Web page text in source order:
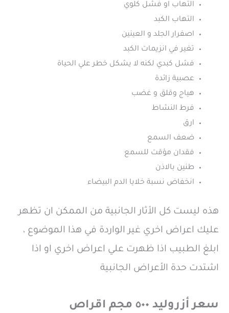
التهاب او فشل كلوي
التهاب الكبد
اصفرار الجلد و العينين
تغير في انزيمات الكبد
فشل كبدي لكنه لا يشكل خطر علي الحياة
عصبية زائدة
هياج وقلق و غضب
فرط النشاط
ارق
ضعف السمع
فقدان مؤقت للسمع
طنين بالاذن
انخفاض نسبة خلايا الدم البيضاء
هذه ليست كل الأثار الجانبية من الممكن ان تظهر
عليك اعراض اخري غير الواردة في هذا الموضوع ،
ابلغ الطبيب اذا ظهرت علي اعراض اخري او اذا
اشتدت حدة الأعراض الجانبية
سعر أزروليد ٥٠٠ مجم اقراص